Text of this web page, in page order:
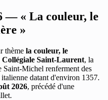
— « La couleur, le
»
thème la couleur, le
Collégiale Saint-Laurent, la
Saint-Michel renferment des
datant d'environ 1357.
2026, précédé d'une